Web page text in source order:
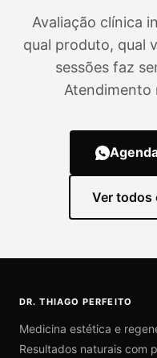
Avaliação clínica
qual produto, qual
sessões faz
Atendimento
Ver todos
DR. THIAGO PERFEITO
Medicina estética e
Resultados naturais com